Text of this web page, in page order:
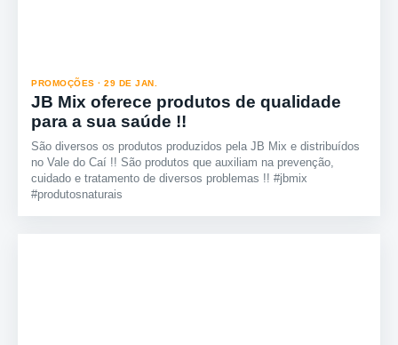
PROMOÇÕES · 29 DE JAN.
JB Mix oferece produtos de qualidade
para a sua saúde !!
São diversos os produtos produzidos pela JB Mix e distribuídos
no Vale do Caí !! São produtos que auxiliam na prevenção,
cuidado e tratamento de diversos problemas !! #jbmix
#produtosnaturais